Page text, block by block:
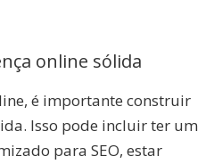
online sólida
é importante construir
Isso pode incluir ter um
para SEO, estar